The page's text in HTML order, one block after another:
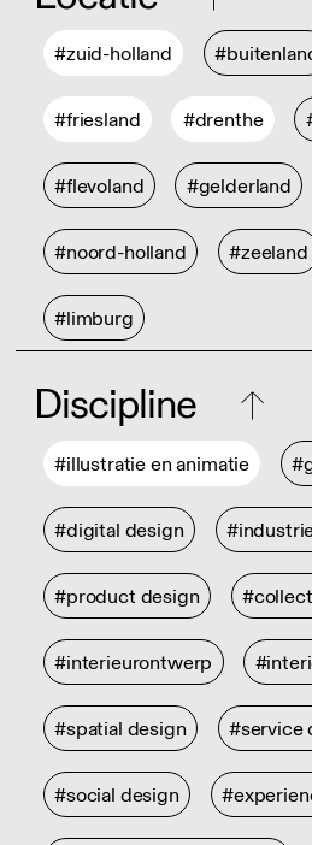
#zuid-holland
#friesland #drenthe
#flevoland #gelderland
#noord-holland #zeeland
#limburg
Discipline
#illustratie en animatie
#digital design
#product design
#interieurontwerp
#spatial design #service
#social design